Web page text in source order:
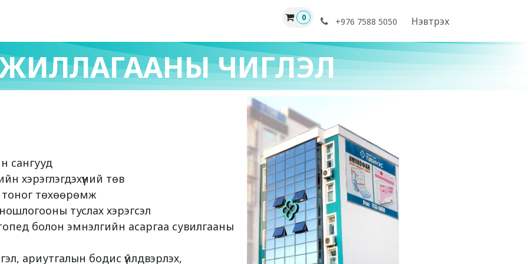
0 +976 7588 5050 Нэвтрэх
ЧИГЛЭЛ
сангууд
хэрэглэгдэхүүний төв
төхөөрөмж
туслах хэрэгсэл
болон эмнэлгийн асаргаа сувилгааны
ариутгалын бодис үйлдвэрлэх,